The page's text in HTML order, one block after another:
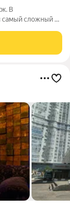
В
самый сложный и
у дома, 39